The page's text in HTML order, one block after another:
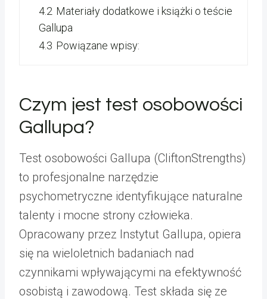
4.2 Materiały dodatkowe i książki o teście
Gallupa
4.3 Powiązane wpisy:
Czym jest test osobowości
Gallupa?
Test osobowości Gallupa (CliftonStrengths)
to profesjonalne narzędzie
psychometryczne identyfikujące naturalne
talenty i mocne strony człowieka.
Opracowany przez Instytut Gallupa, opiera
się na wieloletnich badaniach nad
czynnikami wpływającymi na efektywność
osobistą i zawodową. Test składa się ze